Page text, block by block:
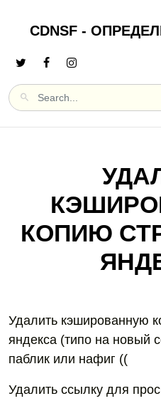
CDNSF -
КОПИЮ
Удалить кэшированную
яндекса (типо на новый
паблик или нафиг ((
Удалить ссылку для